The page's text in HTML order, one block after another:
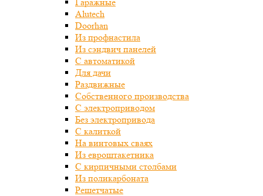
Alutech
Doorhan
Из профнастила
Из сэндвич панелей
С автоматикой
Для дачи
Раздвижные
Собственного производства
С электроприводом
Без электропривода
С калиткой
На винтовых сваях
Из евроштакетника
С кирпичными столбами
Из поликарбоната
Решетчатые